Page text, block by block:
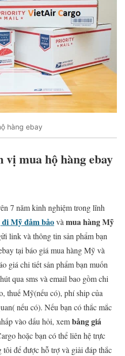
hàng ebay
mua hộ hàng ebay
7 năm kinh nghiệm trong lĩnh
Mỹ đảm bảovàmua hàng Mỹ
link và thông tin sản phẩm bạn
tại báo giá mua hàng Mỹ và
giá chi tiết sản phẩm bạn muốn
qua sms và email bao gồm chi
thuế Mỹ(nếu có), phí ship của
nếu có). Nếu bạn có thắc mắc
vào dấu hỏi, xembảng giá
hoặc bạn có thể liên hệ trực
để được hỗ trợ và giải đáp thắc